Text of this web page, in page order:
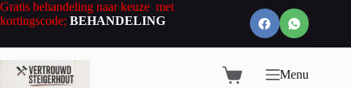
Ga
naar
inhoud
Gratis behandeling naar keuze met
kortingscode; BEHANDELING
WinkelwagenMenu